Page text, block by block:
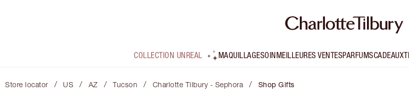
COLLECTION UNREAL MAQUILLAGESOINMEILLEURES VENTESPARFUMSCADEAUX
Store locator / US / AZ / Tucson / Charlotte Tilbury - Sephora / Shop Gifts